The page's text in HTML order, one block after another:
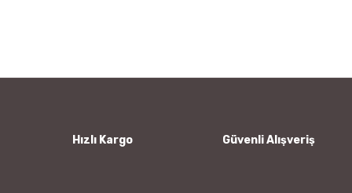
Ürün bilgilerinde hatalar bulunuyor.
Hızlı Kargo Güvenli Alışveriş